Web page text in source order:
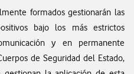
formados gestionarán las
bajo los más estrictos
y en permanente
de Seguridad del Estado,